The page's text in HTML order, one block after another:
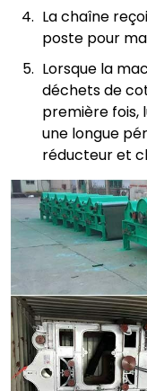
La chaîne
poste pour
Lorsque la
déchets de
première fois,
une longue
réducteur et